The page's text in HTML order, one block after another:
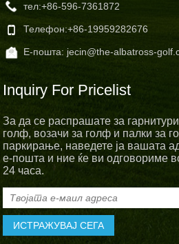
тел:+86-596-7361872
Телефон:+86-19959282676
Е-пошта: jecin@the-albatross-
Inquiry For Pricelist
За да се распрашате за
голф, возачи за голф и палки за
паркирање, наведете ја вашата
е-пошта и ние ќе ви одговориме
24 часа.